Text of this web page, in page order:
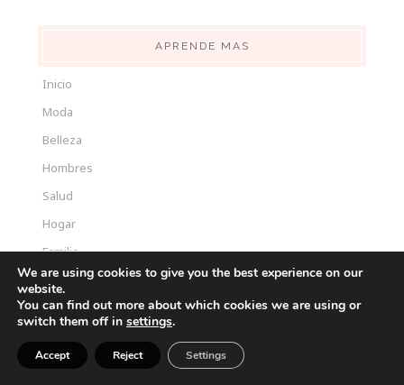
APRENDE MAS
Inicio
Moda
Belleza
Hombres
Salud
Hogar
Familia
Crea Tu Blog
Sobre Mi
We are using cookies to give you the best experience on our
website.
You can find out more about which cookies we are using or
switch them off in settings.
Accept Reject Settings